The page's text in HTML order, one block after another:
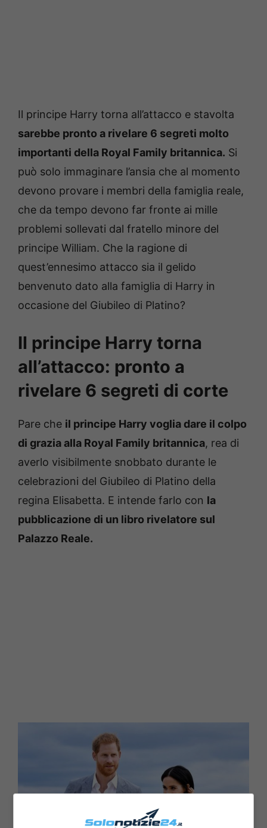
Il principe Harry torna all’attacco e stavolta
sarebbe pronto a rivelare 6 segreti molto
importanti della Royal Family britannica. Si
può solo immaginare l’ansia che al momento
devono provare i membri della famiglia reale,
che da tempo devono far fronte ai mille
problemi sollevati dal fratello minore del
principe William. Che la ragione di
quest’ennesimo attacco sia il gelido
benvenuto dato alla famiglia di Harry in
occasione del Giubileo di Platino?
Il principe Harry torna
all’attacco: pronto a
rivelare 6 segreti di corte
Pare che il principe Harry voglia dare il colpo
di grazia alla Royal Family britannica, rea di
averlo visibilmente snobbato durante le
celebrazioni del Giubileo di Platino della
regina Elisabetta. E intende farlo con la
pubblicazione di un libro rivelatore sul
Palazzo Reale.